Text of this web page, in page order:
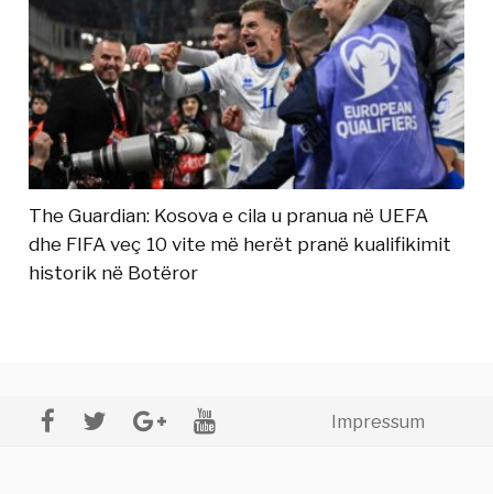
The Guardian: Kosova e cila u pranua në UEFA
dhe FIFA veç 10 vite më herët pranë kualifikimit
historik në Botëror
Impressum